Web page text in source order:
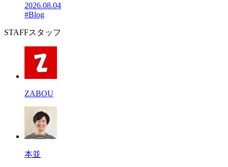
2026.08.04
#Blog
STAFFスタッフ
ZABOU
本並